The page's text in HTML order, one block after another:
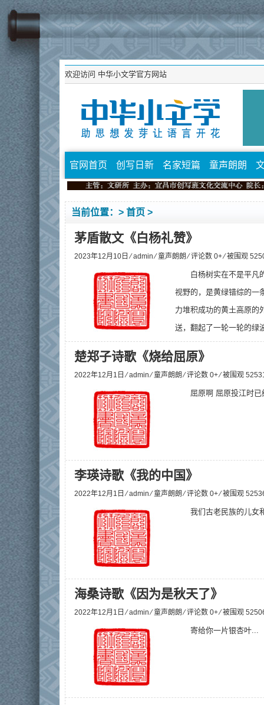
欢迎访问 中华小文学官方网站
官网首页 创写日新 名家短篇 童声朗朗
当前位置：> 首页 >
茅盾散文《白杨礼赞》
2023年12月10日 ⁄admin⁄童声朗朗⁄ 评论数 0+ ⁄ 被围观
白杨树实在不是平凡
视野的，是黄绿错综的一
力堆积成功的黄土高原的
送，翻起了一轮一轮的
楚郑子诗歌《烧给屈原》
2022年12月1日 ⁄admin⁄童声朗朗⁄ 评论数 0+ ⁄ 被围观
屈原啊 屈原投江时
李瑛诗歌《我的中国》
2022年12月1日 ⁄admin⁄童声朗朗⁄ 评论数 0+ ⁄ 被围观
我们古老民族的儿女
海桑诗歌《因为是秋天了》
2022年12月1日 ⁄admin⁄童声朗朗⁄ 评论数 0+ ⁄ 被围观
寄给你一片银杏叶...